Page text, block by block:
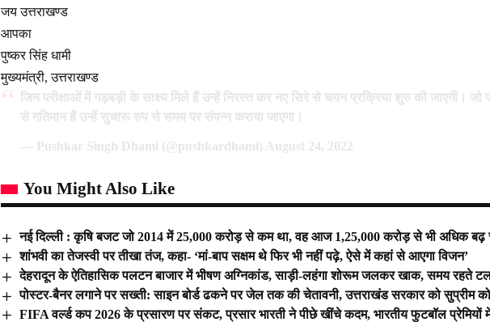
जय उत्तराखण्ड
आपका
पुष्कर सिंह धामी
मुख्यमंत्री, उत्तराखण्ड
जिन परीक्षाओं में गड़बड़ी के साक्ष्य मिले हैं उन्हें निरस्त कर नए सिरे से चयन प्रक्रिया शुरु की जाएगी। जो
से गतिमान हैं उन्हें सुचारू रुप से समय पर संपन्न कराया जाएगा।
— Pushkar Singh Dhami (@pushkardhami) August 24, 2022
You Might Also Like
नई दिल्ली : कृषि बजट जो 2014 में 25,000 करोड़ से कम था, वह आज 1,25,000 करोड़ से भी अधिक बढ़
शांभवी का तेजस्वी पर तीखा तंज, कहा- ‘मां-बाप सक्षम थे फिर भी नहीं पढ़े, ऐसे में कहां से आएगा विजन’
देहरादून के ऐतिहासिक पलटन बाजार में भीषण अग्निकांड, साड़ी-लहंगा शोरूम जलकर खाक, समय रहते
पोस्टर-बैनर लगाने पर सख्ती: साइन बोर्ड ढकने पर जेल तक की चेतावनी, उत्तराखंड सरकार को सुप्रीम
FIFA वर्ल्ड कप 2026 के प्रसारण पर संकट, प्रसार भारती ने पीछे खींचे कदम, भारतीय फुटबॉल प्रेमियों में